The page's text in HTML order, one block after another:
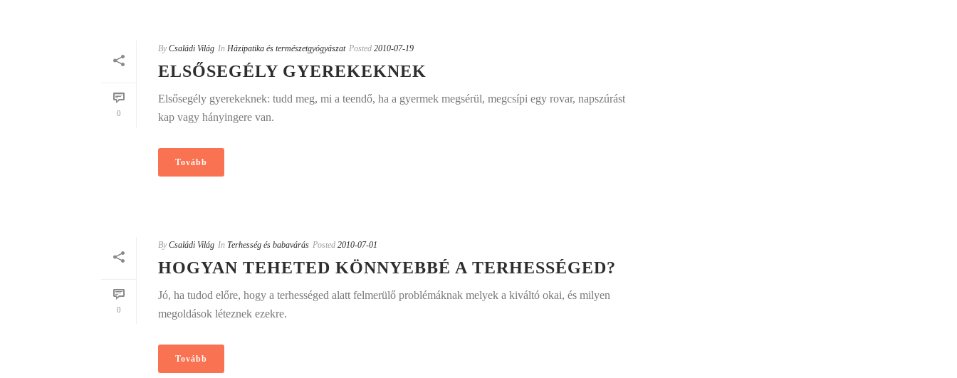
0
By Családi Világ In Házipatika és természetgyógyászat Posted 2010-07-19
ELSŐSEGÉLY GYEREKEKNEK
Elsősegély gyerekeknek: tudd meg, mi a teendő, ha a gyermek megsérül, megcsípi egy rovar, napszúrást
kap vagy hányingere van.
Tovább
0
By Családi Világ In Terhesség és babavárás Posted 2010-07-01
HOGYAN TEHETED KÖNNYEBBÉ A TERHESSÉGED?
Jó, ha tudod előre, hogy a terhességed alatt felmerülő problémáknak melyek a kiváltó okai, és milyen
megoldások léteznek ezekre.
Tovább